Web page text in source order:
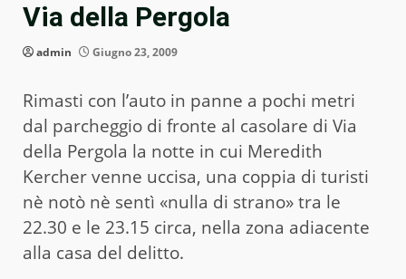
Via della Pergola
admin Giugno 23, 2009
Rimasti con l’auto in panne a pochi metri
dal parcheggio di fronte al casolare di Via
della Pergola la notte in cui Meredith
Kercher venne uccisa, una coppia di turisti
nè notò nè sentì «nulla di strano» tra le
22.30 e le 23.15 circa, nella zona adiacente
alla casa del delitto.